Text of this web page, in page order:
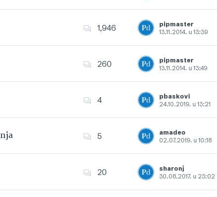
Dodajte u favorite
1,946
pipmaster
13.11.2014. u 13:39
Dodajte u favorite
260
pipmaster
13.11.2014. u 13:49
Dodajte u favorite
4
pbaskovi
24.10.2019. u 13:21
Dodajte u favorite
5
amadeo
02.07.2019. u 10:18
Dodajte u favorite
20
sharonj
30.08.2017. u 23:02